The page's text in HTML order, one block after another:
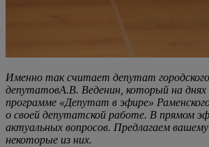
Именно так считает депутат
депутатовА.В. Веденин, который на днях
программе «Депутат в эфире»
о своей депутатской работе. В прямом
актуальных вопросов. Предлагаем
некоторые из них.